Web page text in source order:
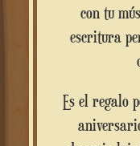
con tu
escritura
Es el regalo perfecto para un cumpleaños,